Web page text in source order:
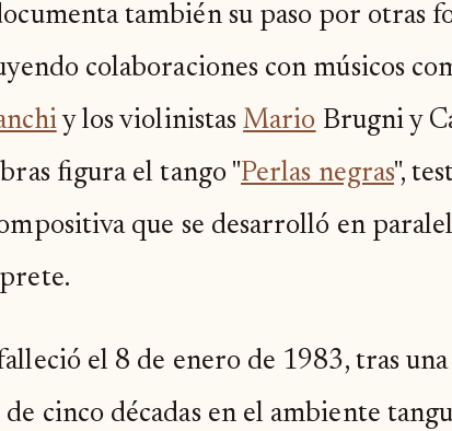
también su paso por otras
colaboraciones con músicos
y los violinistasMario Brugni y
figura el tango "Perlas negras",
que se desarrolló en
el 8 de enero de 1983, tras
de cinco décadas en el ambiente